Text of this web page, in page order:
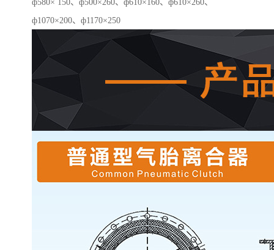
ф580× 150、ф500×260、ф610×160、ф610×260、
ф1070×200、ф1170×250